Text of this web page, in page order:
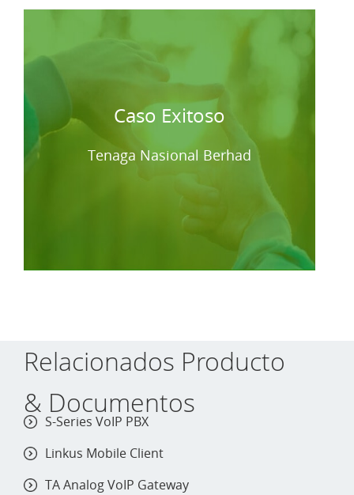
Caso Exitoso
Tenaga Nasional Berhad
Relacionados Producto
& Documentos
S-Series VoIP PBX
Linkus Mobile Client
TA Analog VoIP Gateway